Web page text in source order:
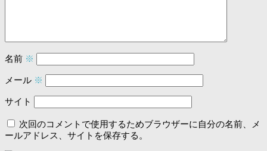
名前 ※
メール ※
サイト
次回のコメントで使用するためブラウザーに自分の名前、メ
ールアドレス、サイトを保存する。